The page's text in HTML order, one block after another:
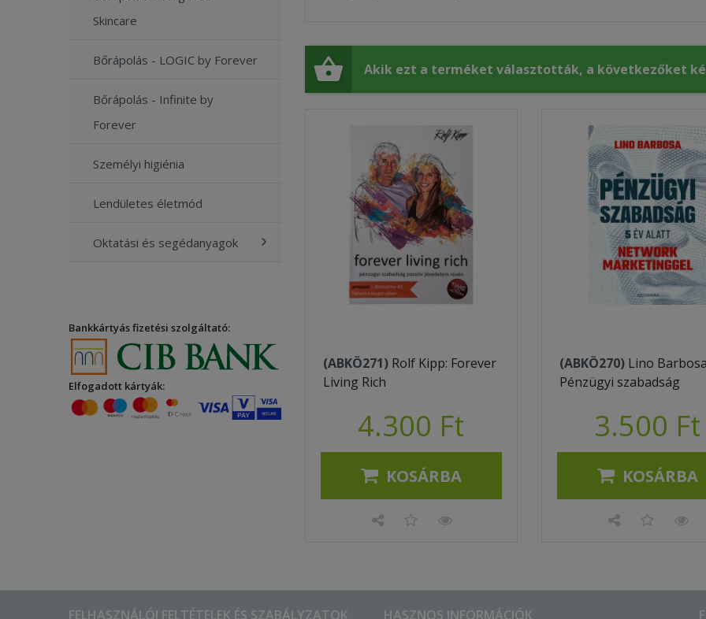
Skincare
Bőrápolás - LOGIC by Forever
Bőrápolás - Infinite by
Forever
Személyi higiénia
Lendületes életmód
Oktatási és segédanyagok
Bankkártyás fizetési szolgáltató:
Elfogadott kártyák:
Akik ezt a terméket választották, a következőket
(ABKÖ271) Rolf Kipp: Forever
Living Rich
4.300 Ft
KOSÁRBA
(ABKÖ270) Lino
Pénzügyi szabadság
3.500 Ft
KOSÁRBA
FELHASZNÁLÓI FELTÉTELEK ÉS SZABÁLYZATOK HASZNOS INFORMÁCIÓK